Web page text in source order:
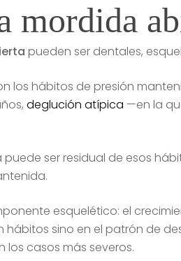
mordida
pueden ser dentales,
los hábitos de presión
deglución atípica —en la
ser residual de esos
esquelético: el
sino en el patrón de
casos más severos.